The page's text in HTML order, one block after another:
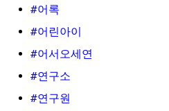
#어록
#어린아이
#어서오세연
#연구소
#연구원